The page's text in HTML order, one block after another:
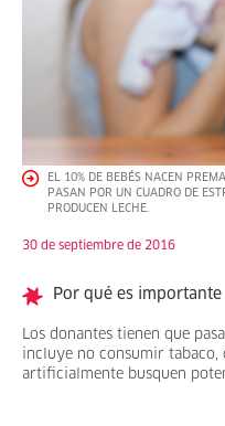
EL 10% DE BEBÉS NACEN
PASAN POR UN CUADRO DE
PRODUCEN LECHE.
30 de septiembre de 2016
Por qué es importante
Los donantes tienen que
incluye no consumir tabaco,
artificialmente busquen